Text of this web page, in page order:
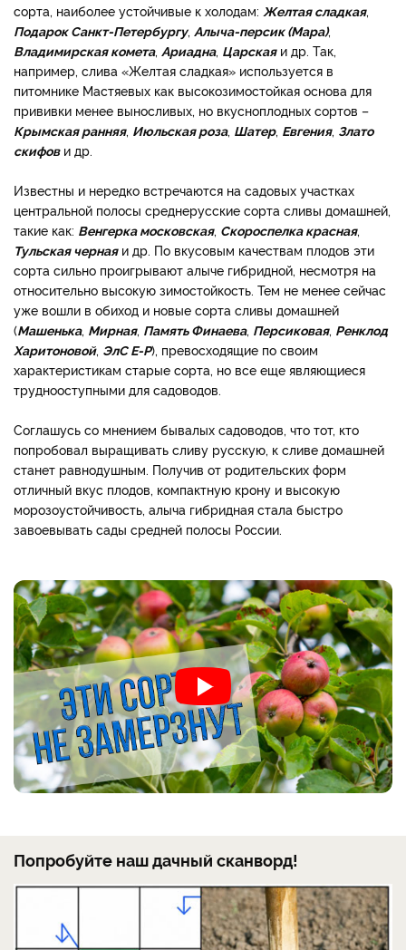
сорта, наиболее устойчивые к холодам: Желтая сладкая,
Подарок Санкт-Петербургу, Алыча-персик (Мара),
Владимирская комета, Ариадна, Царскаяи др. Так,
например, слива «Желтая сладкая» используется в
питомнике Мастяевых как высокозимостойкая основа для
прививки менее выносливых, но вкусноплодных сортов –
Крымская ранняя, Июльская роза, Шатер, Евгения, Злато
скифови др.
Известны и нередко встречаются на садовых участках
центральной полосы среднерусские сорта сливы домашней,
такие как: Венгерка московская, Скороспелка красная,
Тульская чернаяи др. По вкусовым качествам плодов эти
сорта сильно проигрывают алыче гибридной, несмотря на
относительно высокую зимостойкость. Тем не менее сейчас
уже вошли в обиход и новые сорта сливы домашней
(Машенька, Мирная, Память Финаева, Персиковая, Ренклод
Харитоновой, ЭлС Е-Р), превосходящие по своим
характеристикам старые сорта, но все еще являющиеся
труднооступными для садоводов.
Соглашусь со мнением бывалых садоводов, что тот, кто
попробовал выращивать сливу русскую, к сливе домашней
станет равнодушным. Получив от родительских форм
отличный вкус плодов, компактную крону и высокую
морозоустойчивость, алыча гибридная стала быстро
завоевывать сады средней полосы России.
Попробуйте наш дачный сканворд!